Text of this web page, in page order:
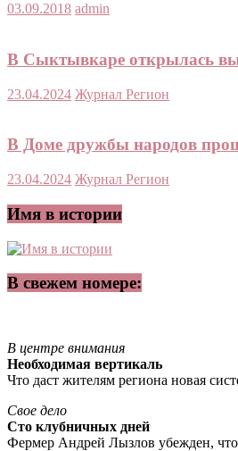
03.09.2018 admin
В Сыктывкаре открылась
23.04.2024 Журнал Регион
В Доме дружбы народов
23.04.2024 Журнал Регион
Имя в истории
В свежем номере:
В центре внимания
Необходимая вертикаль
Что даст жителям региона новая
Свое дело
Сто клубничных дней
Фермер Андрей Лызлов убежден,